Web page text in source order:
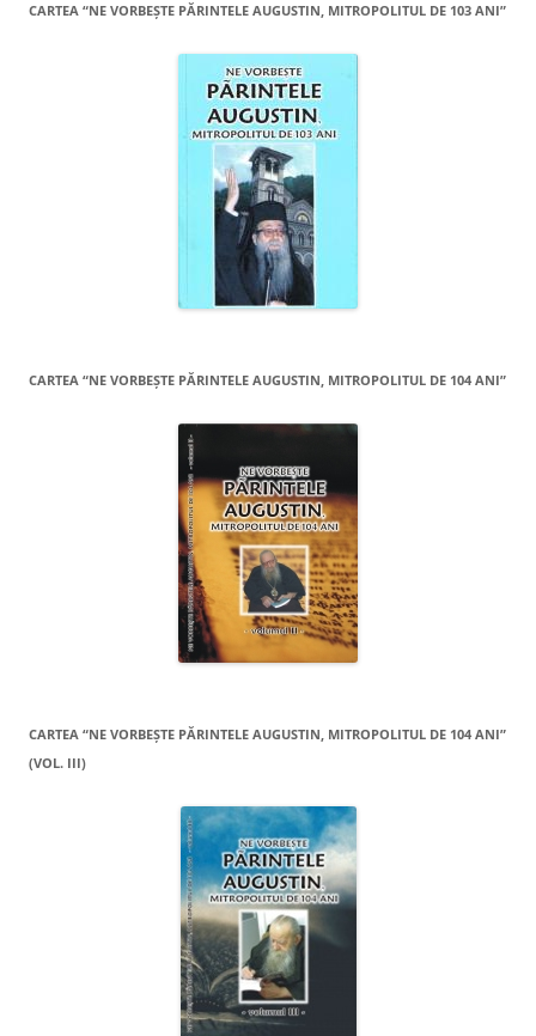
CARTEA “NE VORBEŞTE PĂRINTELE AUGUSTIN, MITROPOLITUL DE 103 ANI”
CARTEA “NE VORBEŞTE PĂRINTELE AUGUSTIN, MITROPOLITUL DE 104 ANI”
CARTEA “NE VORBEŞTE PĂRINTELE AUGUSTIN, MITROPOLITUL DE 104 ANI”
(VOL. III)